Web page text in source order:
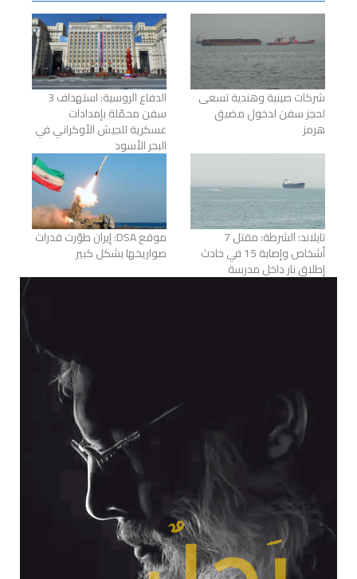
شركات صينية وهندية تسعى
لحجز سفن لدخول مضيق
هرمز
الدفاع الروسية: استهداف 3
سفن محمّلة بإمدادات
عسكرية للجيش الأوكراني في
البحر الأسود
تايلاند: الشرطة: مقتل 7
أشخاص وإصابة 15 في حادث
إطلاق نار داخل مدرسة
موقع DSA: إيران طوّرت قدرات
صواريخها بشكل كبير